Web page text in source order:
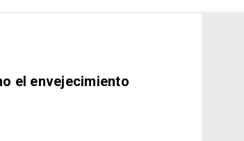
el envejecimiento